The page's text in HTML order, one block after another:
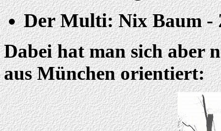
Der Multi:Nix Baum -
Dabei hat man sich aber
aus München orientiert: